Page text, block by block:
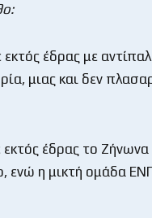
έδρας με
μιας και δεν
έδρας το Ζήνωνα
ενώ η μικτή ομάδα